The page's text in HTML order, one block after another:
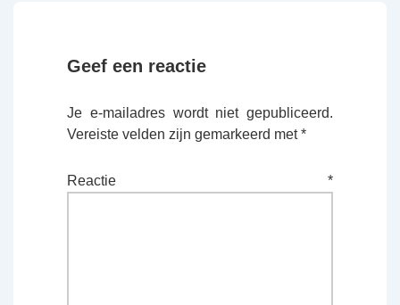
Geef een reactie
Je e-mailadres wordt niet gepubliceerd.
Vereiste velden zijn gemarkeerd met*
Reactie *